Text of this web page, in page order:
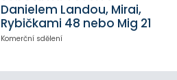
Danielem Landou, Mirai,
Rybičkami 48 nebo Mig 21
Komerční sdělení